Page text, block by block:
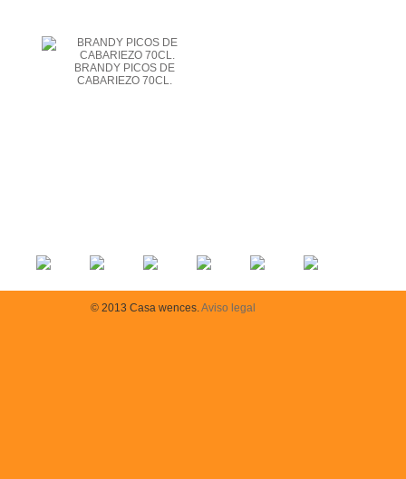
BRANDY PICOS DE
CABARIEZO 70CL.
© 2013 Casa wences.Aviso legal